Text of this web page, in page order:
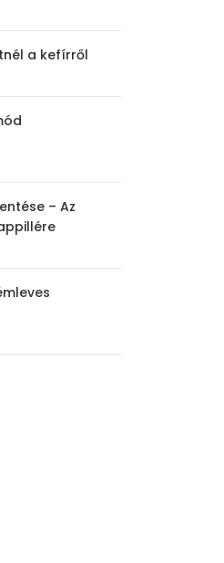
a kefírről
– Az